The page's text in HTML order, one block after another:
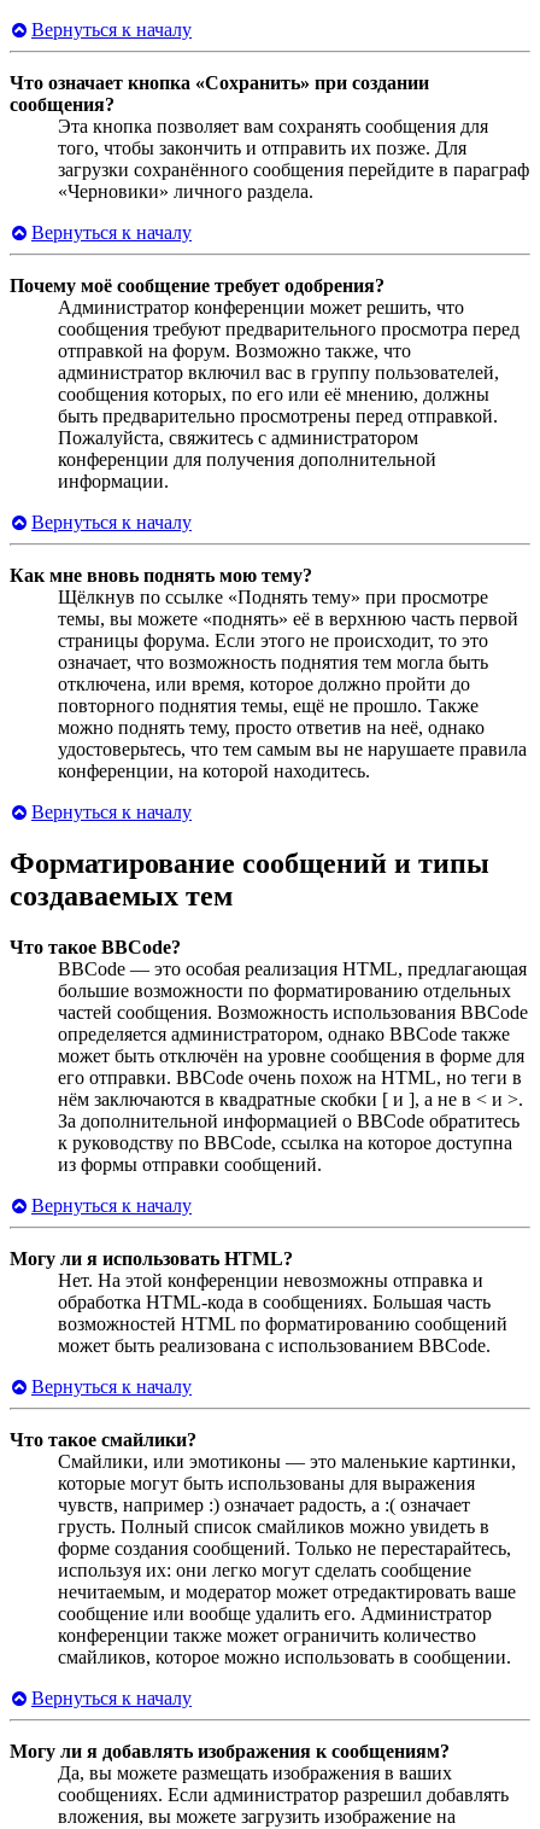
Вернуться к началу
Что означает кнопка «Сохранить» при создании
сообщения?
Эта кнопка позволяет вам сохранять сообщения для
того, чтобы закончить и отправить их позже. Для
загрузки сохранённого сообщения перейдите в параграф
«Черновики» личного раздела.
Вернуться к началу
Почему моё сообщение требует одобрения?
Администратор конференции может решить, что
сообщения требуют предварительного просмотра перед
отправкой на форум. Возможно также, что
администратор включил вас в группу пользователей,
сообщения которых, по его или её мнению, должны
быть предварительно просмотрены перед отправкой.
Пожалуйста, свяжитесь с администратором
конференции для получения дополнительной
информации.
Вернуться к началу
Как мне вновь поднять мою тему?
Щёлкнув по ссылке «Поднять тему» при просмотре
темы, вы можете «поднять» её в верхнюю часть первой
страницы форума. Если этого не происходит, то это
означает, что возможность поднятия тем могла быть
отключена, или время, которое должно пройти до
повторного поднятия темы, ещё не прошло. Также
можно поднять тему, просто ответив на неё, однако
удостоверьтесь, что тем самым вы не нарушаете правила
конференции, на которой находитесь.
Вернуться к началу
Форматирование сообщений и типы
создаваемых тем
Что такое BBCode?
BBCode — это особая реализация HTML, предлагающая
большие возможности по форматированию отдельных
частей сообщения. Возможность использования BBCode
определяется администратором, однако BBCode также
может быть отключён на уровне сообщения в форме для
его отправки. BBCode очень похож на HTML, но теги в
нём заключаются в квадратные скобки [ и ], а не в < и >.
За дополнительной информацией о BBCode обратитесь
к руководству по BBCode, ссылка на которое доступна
из формы отправки сообщений.
Вернуться к началу
Могу ли я использовать HTML?
Нет. На этой конференции невозможны отправка и
обработка HTML-кода в сообщениях. Большая часть
возможностей HTML по форматированию сообщений
может быть реализована с использованием BBCode.
Вернуться к началу
Что такое смайлики?
Смайлики, или эмотиконы — это маленькие картинки,
которые могут быть использованы для выражения
чувств, например :) означает радость, а :( означает
грусть. Полный список смайликов можно увидеть в
форме создания сообщений. Только не перестарайтесь,
используя их: они легко могут сделать сообщение
нечитаемым, и модератор может отредактировать ваше
сообщение или вообще удалить его. Администратор
конференции также может ограничить количество
смайликов, которое можно использовать в сообщении.
Вернуться к началу
Могу ли я добавлять изображения к сообщениям?
Да, вы можете размещать изображения в ваших
сообщениях. Если администратор разрешил добавлять
вложения, вы можете загрузить изображение на